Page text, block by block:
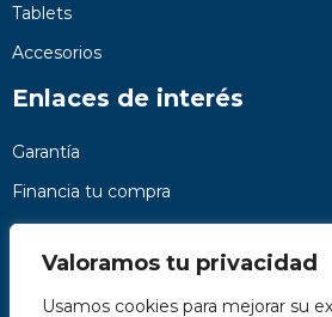
Valoramos tu privacidad
Usamos cookies para mejorar su
Tablets
Accesorios
Enlaces de interés
Garantía
Financia tu compra
Preguntas frecuentes
Nosotros
Contacto